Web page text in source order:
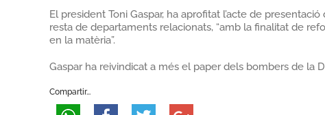
El president Toni Gaspar, ha aprofitat l’acte de
resta de departaments relacionats, “amb la finalitat de
en la matèria”.
Gaspar ha reivindicat a més el paper dels bombers de la
Compartir...